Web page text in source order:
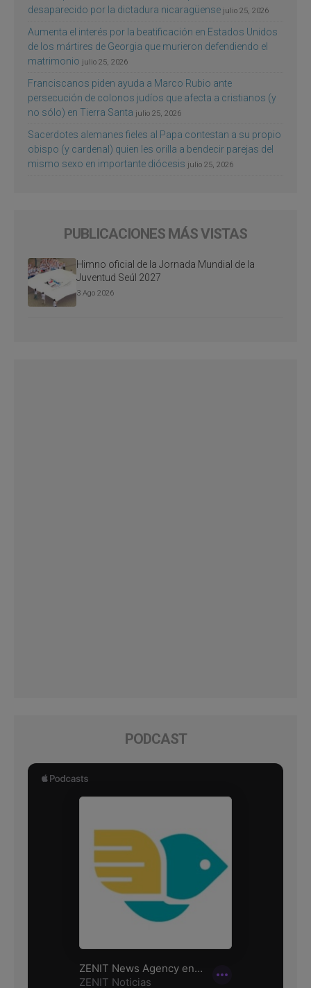
desaparecido por la dictadura nicaragüense julio 25, 2026
Aumenta el interés por la beatificación en Estados Unidos
de los mártires de Georgia que murieron defendiendo el
matrimonio julio 25, 2026
Franciscanos piden ayuda a Marco Rubio ante
persecución de colonos judíos que afecta a cristianos (y
no sólo) en Tierra Santa julio 25, 2026
Sacerdotes alemanes fieles al Papa contestan a su propio
obispo (y cardenal) quien les orilla a bendecir parejas del
mismo sexo en importante diócesis julio 25, 2026
PUBLICACIONES MÁS VISTAS
Himno oficial de la Jornada Mundial de la
Juventud Seúl 2027
3 Ago 2026
PODCAST